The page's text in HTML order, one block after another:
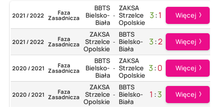
2021 / 2022 Faza
Zasadnicza
BBTS
Bielsko-
Biała
-
ZAKSA
Strzelce
Opolskie
3:1 Więcej
2021 / 2022 Faza
Zasadnicza
ZAKSA
Strzelce
Opolskie
-
BBTS
Bielsko-
Biała
3:2 Więcej
2020 / 2021 Faza
Zasadnicza
BBTS
Bielsko-
Biała
-
ZAKSA
Strzelce
Opolskie
3:0 Więcej
2020 / 2021 Faza
Zasadnicza
ZAKSA
Strzelce
Opolskie
-
BBTS
Bielsko-
Biała
1 :3 Więcej